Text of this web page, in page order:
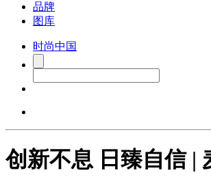
品牌
图库
时尚中国
创新不息 日臻自信 |